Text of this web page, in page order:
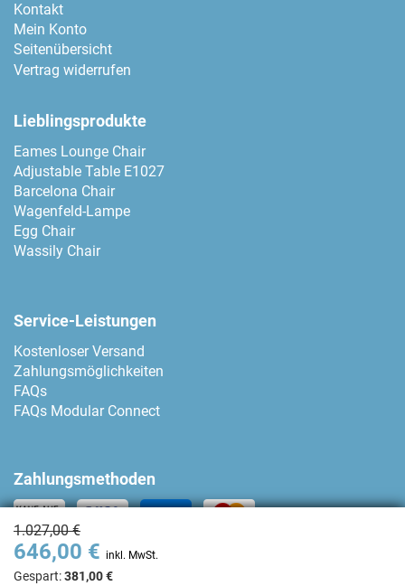
1.027,00 €
646,00 € inkl. MwSt.
Gespart:381,00 €
Kontakt
Mein Konto
Seitenübersicht
Vertrag widerrufen
Lieblingsprodukte
Eames Lounge Chair
Adjustable Table E1027
Barcelona Chair
Wagenfeld-Lampe
Egg Chair
Wassily Chair
Service-Leistungen
Kostenloser Versand
Zahlungsmöglichkeiten
FAQs
FAQs Modular Connect
Zahlungsmethoden
Kontakt